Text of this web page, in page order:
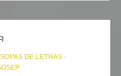
DE LETRAS -